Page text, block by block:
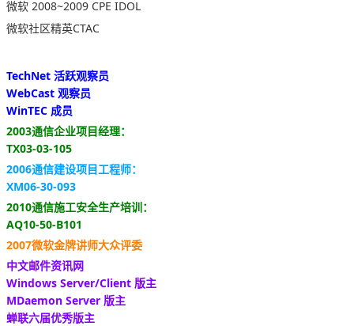
微软 2008~2009 CPE IDOL
微软社区精英CTAC
TechNet 活跃观察员
WebCast 观察员
WinTEC 成员
2003通信企业项目经理：
TX03-03-105
2006通信建设项目工程师：
XM06-30-093
2010通信施工安全生产培训：
AQ10-50-B101
2007微软金牌讲师大众评委
中文邮件资讯网
Windows Server/Client 版主
MDaemon Server 版主
蝉联六届优秀版主